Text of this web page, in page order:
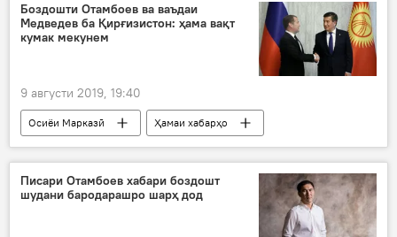
Боздошти Отамбоев ва ваъдаи
Медведев ба Қирғизистон: ҳама вақт
кумак мекунем
9 августи 2019, 19:40
Осиёи Марказӣ
Ҳамаи хабарҳо
Дмитрий Медведев
Қирғизистон
Писари Отамбоев хабари боздошт
шудани бародарашро шарҳ дод